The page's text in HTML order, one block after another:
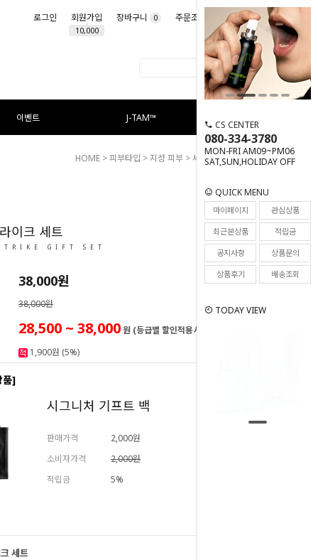
로그인 회원가입
10,000
장바구니 0 주문조회 마이페이지
이벤트 J-TAM™
CS CENTER
080-334-3780
MON-FRI AM09~PM06
SAT,SUN,HOLIDAY OFF
QUICK MENU
마이페이지
관심상품
최근본상품
적립금
공지사항
상품문의
상품후기
배송조회
TODAY VIEW
HOME >피부타입 >지성 피부 > 세붐 스트라이크 세트
133
이크 세트
GIFT SET
38,000원
38,000원
28,500 ~ 38,000원 (등급별 할인적용시)
1,900원 (5%)
품]
시그니처 기프트 백
판매가격
2,000원
소비자가격
2,000원
적립금
5%
세트